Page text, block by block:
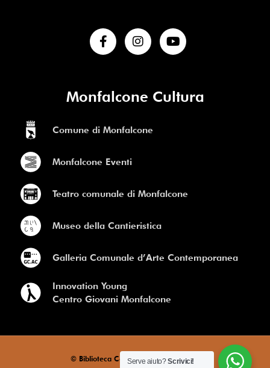
Monfalcone Cultura
Comune di Monfalcone
Monfalcone Eventi
Teatro comunale di Monfalcone
Museo della Cantieristica
Galleria Comunale d’Arte Contemporanea
Innovation Young
Centro Giovani Monfalcone
© Biblioteca Comunale di Monfalcone
Serve aiuto?Scrivici!